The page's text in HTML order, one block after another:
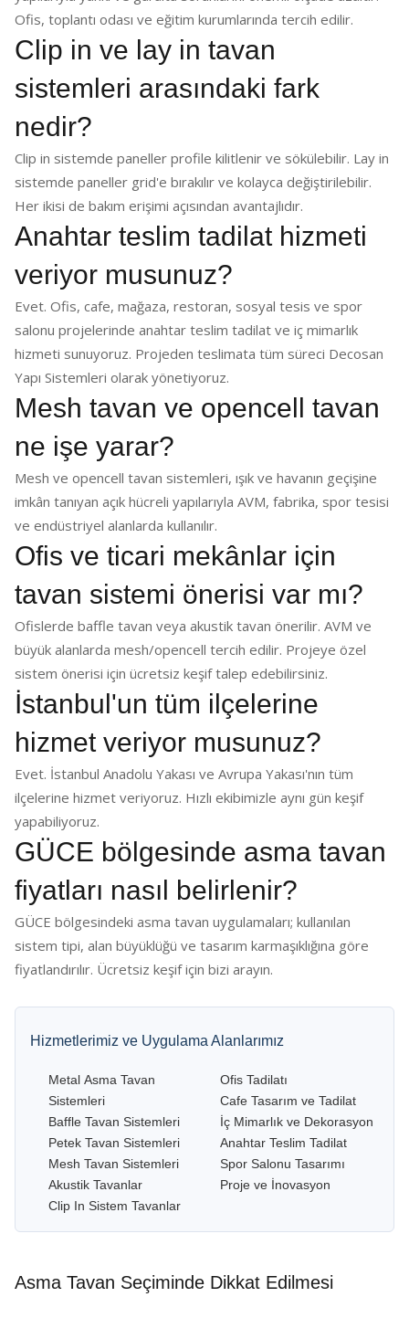
Ofis, toplantı odası ve eğitim kurumlarında tercih edilir.
Clip in ve lay in tavan
sistemleri arasındaki fark
nedir?
Clip in sistemde paneller profile kilitlenir ve sökülebilir. Lay in
sistemde paneller grid'e bırakılır ve kolayca değiştirilebilir.
Her ikisi de bakım erişimi açısından avantajlıdır.
Anahtar teslim tadilat hizmeti
veriyor musunuz?
Evet. Ofis, cafe, mağaza, restoran, sosyal tesis ve spor
salonu projelerinde anahtar teslim tadilat ve iç mimarlık
hizmeti sunuyoruz. Projeden teslimata tüm süreci Decosan
Yapı Sistemleri olarak yönetiyoruz.
Mesh tavan ve opencell tavan
ne işe yarar?
Mesh ve opencell tavan sistemleri, ışık ve havanın geçişine
imkân tanıyan açık hücreli yapılarıyla AVM, fabrika, spor tesisi
ve endüstriyel alanlarda kullanılır.
Ofis ve ticari mekânlar için
tavan sistemi önerisi var mı?
Ofislerde baffle tavan veya akustik tavan önerilir. AVM ve
büyük alanlarda mesh/opencell tercih edilir. Projeye özel
sistem önerisi için ücretsiz keşif talep edebilirsiniz.
İstanbul'un tüm ilçelerine
hizmet veriyor musunuz?
Evet. İstanbul Anadolu Yakası ve Avrupa Yakası'nın tüm
ilçelerine hizmet veriyoruz. Hızlı ekibimizle aynı gün keşif
yapabiliyoruz.
GÜCE bölgesinde asma tavan
fiyatları nasıl belirlenir?
GÜCE bölgesindeki asma tavan uygulamaları; kullanılan
sistem tipi, alan büyüklüğü ve tasarım karmaşıklığına göre
fiyatlandırılır. Ücretsiz keşif için bizi arayın.
Hizmetlerimiz ve Uygulama Alanlarımız
Metal Asma Tavan
Sistemleri
Baffle Tavan Sistemleri
Petek Tavan Sistemleri
Mesh Tavan Sistemleri
Akustik Tavanlar
Clip In Sistem Tavanlar
Ofis Tadilatı
Cafe Tasarım ve Tadilat
İç Mimarlık ve Dekorasyon
Anahtar Teslim Tadilat
Spor Salonu Tasarımı
Proje ve İnovasyon
Asma Tavan Seçiminde Dikkat Edilmesi